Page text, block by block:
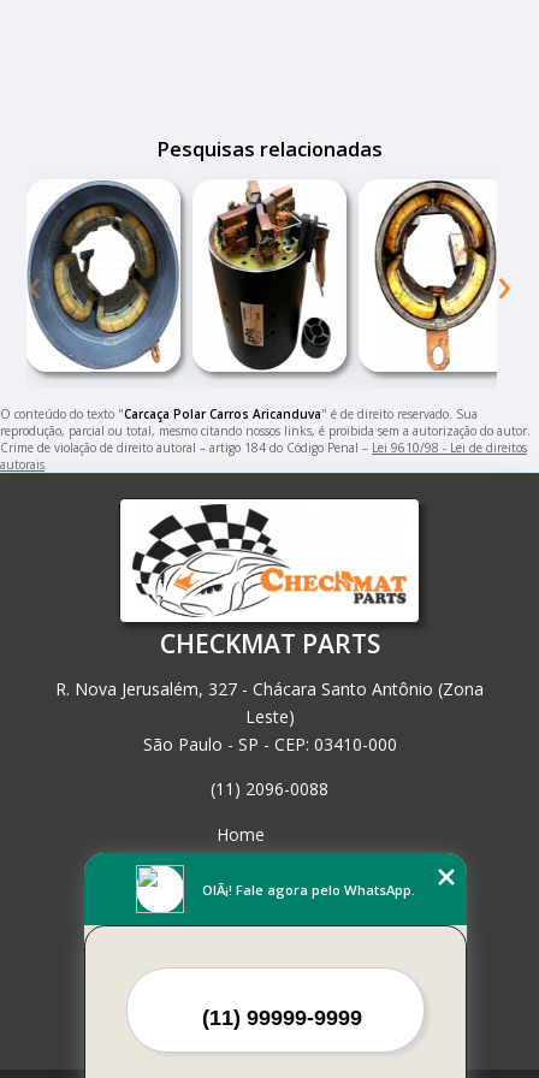
Pesquisas relacionadas
‹ ›
O conteúdo do texto "Carcaça Polar Carros Aricanduva" é de direito reservado. Sua
reprodução, parcial ou total, mesmo citando nossos links, é proibida sem a autorização do autor.
Crime de violação de direito autoral – artigo 184 do Código Penal – Lei 9610/98 - Lei de direitos
autorais.
CHECKMAT PARTS
R. Nova Jerusalém, 327 - Chácara Santo Antônio (Zona
Leste)
São Paulo - SP - CEP: 03410-000
(11) 2096-0088
Home
Missão
Mapa do site
OlÃ¡! Fale agora pelo WhatsApp.